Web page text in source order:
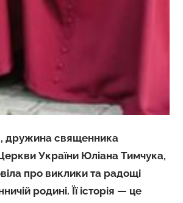
дружина священника
України Юліана Тимчука,
про виклики та радощі
родині. Її історія — це